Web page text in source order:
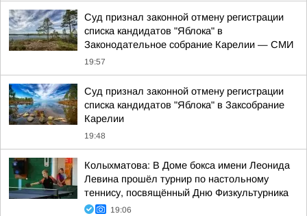
Суд признал законной отмену регистрации
списка кандидатов "Яблока" в
Законодательное собрание Карелии — СМИ
19:57
Суд признал законной отмену регистрации
списка кандидатов "Яблока" в Заксобрание
Карелии
19:48
Колыхматова: В Доме бокса имени Леонида
Левина прошёл турнир по настольному
теннису, посвящённый Дню Физкультурника
19:06